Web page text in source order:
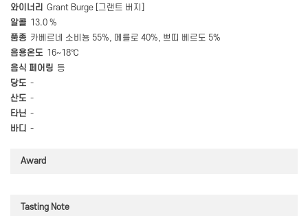
와이너리 Grant Burge [그랜트 버지]
알콜 13.0 %
품종 카베르네 소비뇽 55%, 메를로 40%, 쁘띠 베르도 5%
음용온도 16~18℃
음식 페어링 등
당도 -
산도 -
타닌 -
바디 -
Award
Tasting Note